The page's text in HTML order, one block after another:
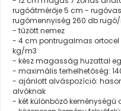
rugóátmérője 5 cm -
rugómennyiség 260 db
- tűzött nemez
- 4 cm pontrugalmas ortocel
kg/m3
- kész magasság huzattal
- maximális terhelhetőség:
- ajánlott alváspozíció:
alvóknak
- két különböző